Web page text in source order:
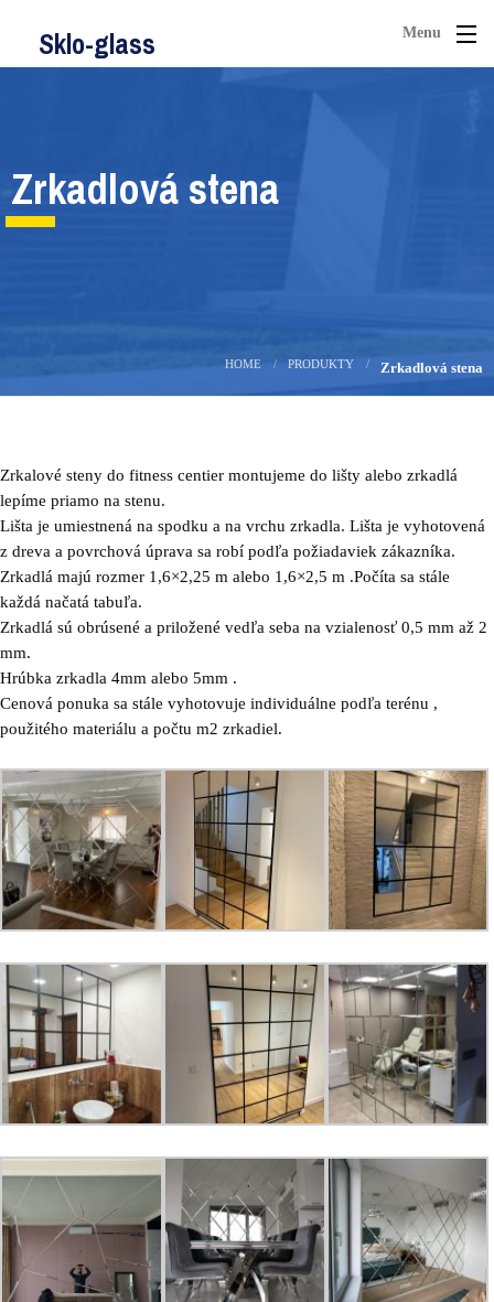
Sklo-glass Menu
Zrkadlová stena
HOME PRODUKTY Zrkadlová stena
Zrkalové steny do fitness centier montujeme do lišty alebo zrkadlá
lepíme priamo na stenu.
Lišta je umiestnená na spodku a na vrchu zrkadla. Lišta je vyhotovená
z dreva a povrchová úprava sa robí podľa požiadaviek zákazníka.
Zrkadlá majú rozmer 1,6×2,25 m alebo 1,6×2,5 m .Počíta sa stále
každá načatá tabuľa.
Zrkadlá sú obrúsené a priložené vedľa seba na vzialenosť 0,5 mm až 2
mm.
Hrúbka zrkadla 4mm alebo 5mm .
Cenová ponuka sa stále vyhotovuje individuálne podľa terénu ,
použitého materiálu a počtu m2 zrkadiel.